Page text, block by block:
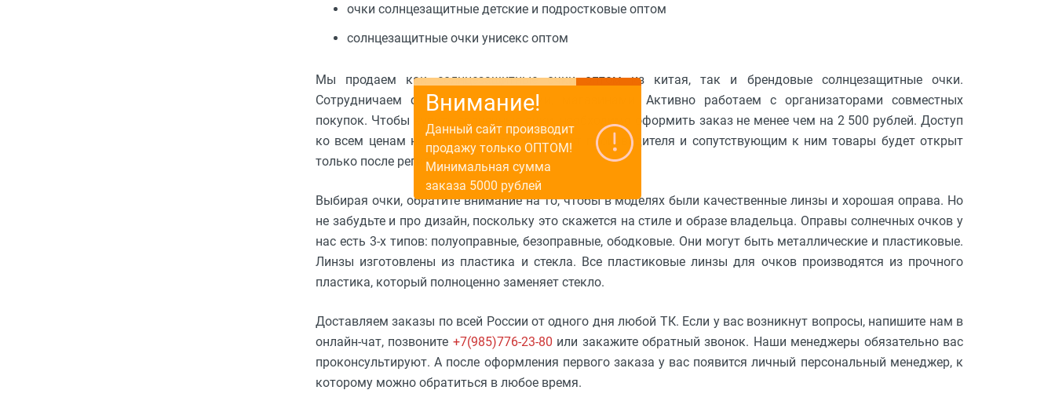
очки солнцезащитные детские и подростковые оптом
солнцезащитные очки унисекс оптом
Мы продаем как солнцезащитные очки оптом из китая, так и брендовые солнцезащитные очки.
Сотрудничаем с оптиками, аптеками, магазинами. Активно работаем с организаторами совместных
покупок. Чтобы купить солнечные очки, необходимо оформить заказ не менее чем на 2 500 рублей. Доступ
ко всем ценам на солнцезащитные очки от производителя и сопутствующим к ним товары будет открыт
только после регистрации.
Выбирая очки, обратите внимание на то, чтобы в моделях были качественные линзы и хорошая оправа. Но
не забудьте и про дизайн, поскольку это скажется на стиле и образе владельца. Оправы солнечных очков у
нас есть 3-х типов: полуоправные, безоправные, ободковые. Они могут быть металлические и пластиковые.
Линзы изготовлены из пластика и стекла. Все пластиковые линзы для очков производятся из прочного
пластика, который полноценно заменяет стекло.
Доставляем заказы по всей России от одного дня любой ТК. Если у вас возникнут вопросы, напишите нам в
онлайн-чат, позвоните +7(985)776-23-80 или закажите обратный звонок. Наши менеджеры обязательно вас
проконсультируют. А после оформления первого заказа у вас появится личный персональный менеджер, к
которому можно обратиться в любое время.
Внимание!
Данный сайт производит
продажу только ОПТОМ!
Минимальная сумма
заказа 5000 рублей